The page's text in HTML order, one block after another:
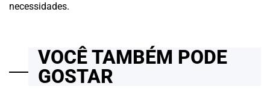
necessidades.
VOCÊ TAMBÉM PODE
GOSTAR